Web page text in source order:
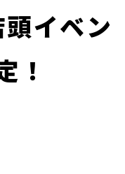
イベン
！